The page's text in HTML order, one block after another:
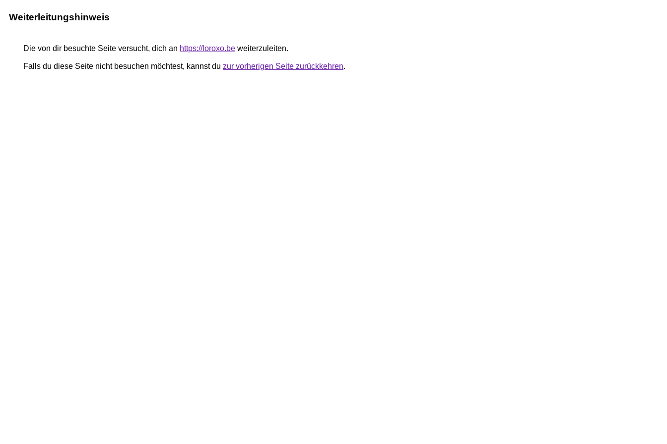
Weiterleitungshinweis
Die von dir besuchte Seite versucht, dich an https://loroxo.be weiterzuleiten.
Falls du diese Seite nicht besuchen möchtest, kannst du zur vorherigen Seite zurückkehren.